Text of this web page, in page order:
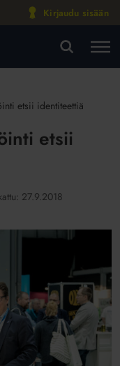
Kirjaudu sisään
etsii identiteettiä
etsii
27.9.2018